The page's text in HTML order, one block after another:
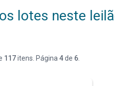
lotes neste
117itens. Página 4de 6